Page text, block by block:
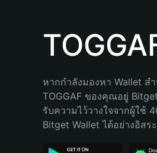
Bahasa Indonesiaหากกำลังมองหา Wallet ส
TOGGAF ของคุณอยู่
รับความไว้วางใจจากผู้ใช้
Bitget Wallet ได้อย่างอิสร